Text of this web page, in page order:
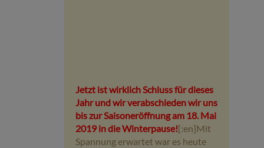
Jetzt ist wirklich Schluss für dieses
Jahr und wir verabschieden wir uns
bis zur Saisoneröffnung am 18. Mai
2019 in die Winterpause![:en]Mit
Spannung erwartet war es heute